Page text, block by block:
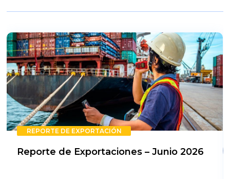
REPORTE DE EXPORTACIÓN
Reporte de Exportaciones – Junio 2026